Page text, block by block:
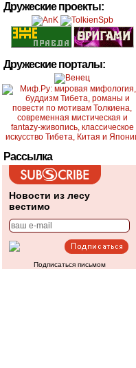
Дружеские проекты:
Дружеские порталы:
Рассылка
Новости из лесу
вестимо
Подписаться письмом